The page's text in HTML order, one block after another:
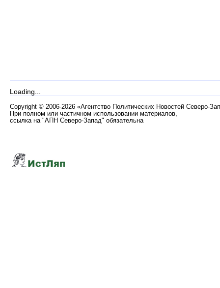
Loading...
Copyright © 2006-2026 «Агентство Политических Новостей Северо-
При полном или частичном использовании материалов,
ссылка на "АПН Северо-Запад" обязательна